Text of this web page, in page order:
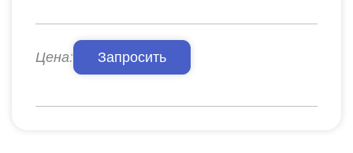
Цена: Запросить